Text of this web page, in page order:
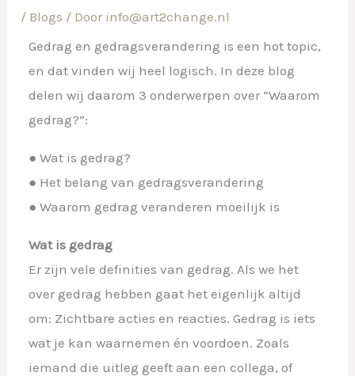
/ Blogs / Door info@art2change.nl
Gedrag en gedragsverandering is een hot topic,
en dat vinden wij heel logisch. In deze blog
delen wij daarom 3 onderwerpen over “Waarom
gedrag?”:
● Wat is gedrag?
● Het belang van gedragsverandering
● Waarom gedrag veranderen moeilijk is
Wat is gedrag
Er zijn vele definities van gedrag. Als we het
over gedrag hebben gaat het eigenlijk altijd
om: Zichtbare acties en reacties. Gedrag is iets
wat je kan waarnemen én voordoen. Zoals
iemand die uitleg geeft aan een collega, of